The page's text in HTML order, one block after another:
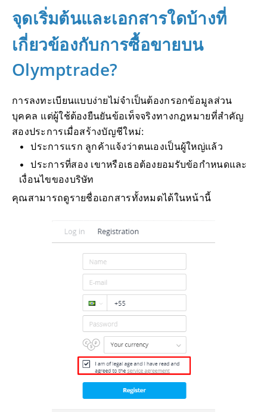
จุดเริ่มต้นและเอกสารใดบ้างที่
เกี่ยวข้องกับการซื้อขายบน
Olymptrade?
การลงทะเบียนแบบง่ายไม่จำเป็นต้องกรอกข้อมูลส่วน
บุคคล แต่ผู้ใช้ต้องยืนยันข้อเท็จจริงทางกฎหมายที่สำคัญ
สองประการเมื่อสร้างบัญชีใหม่:
ประการแรก ลูกค้าแจ้งว่าตนเองเป็นผู้ใหญ่แล้ว
ประการที่สอง เขาหรือเธอต้องยอมรับข้อกำหนดและ
เงื่อนไขของบริษัท
คุณสามารถดูรายชื่อเอกสารทั้งหมดได้ในหน้านี้